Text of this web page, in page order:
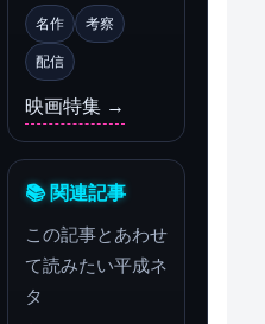
名作 考察
配信
映画特集 →
📚 関連記事
この記事とあわせ
て読みたい平成ネ
タ